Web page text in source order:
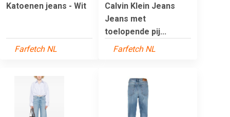
Katoenen jeans - Wit
Farfetch NL
Calvin Klein Jeans
Jeans met
toelopende pij...
Farfetch NL